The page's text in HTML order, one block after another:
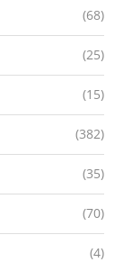
(68)
(25)
(15)
(382)
(35)
(70)
(4)